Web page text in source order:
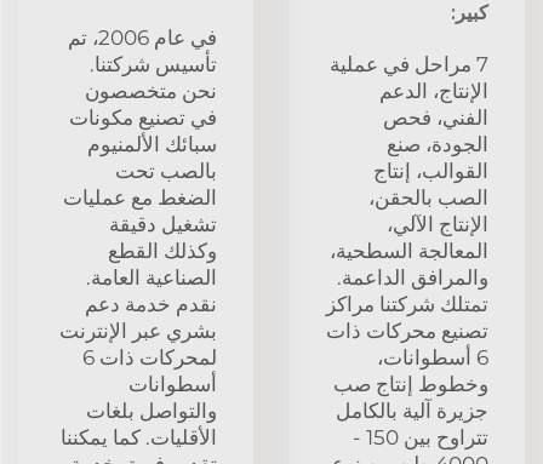
كبير:
7 مراحل في عملية
الإنتاج، الدعم
الفني، فحص
الجودة، صنع
القوالب، إنتاج
الصب بالحقن،
الإنتاج الآلي،
المعالجة السطحية،
والمرافق الداعمة.
تمتلك شركتنا مراكز
تصنيع محركات ذات
6 أسطوانات،
وخطوط إنتاج صب
جزيرة آلية بالكامل
تتراوح بين 150 -
في عام 2006، تم
تأسيس شركتنا.
نحن متخصصون
في تصنيع مكونات
سبائك الألمنيوم
بالصب تحت
الضغط مع عمليات
تشغيل دقيقة
وكذلك القطع
الصناعية العامة.
نقدم خدمة دعم
بشري عبر الإنترنت
لمحركات ذات 6
أسطوانات
والتواصل بلغات
الأقليات. كما يمكننا